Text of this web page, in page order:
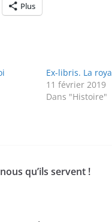
Plus
Ex-libris. La
11 février 2019
Dans "Histoire"
qu’ils servent !